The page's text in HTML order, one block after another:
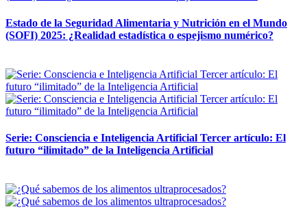
Estado de la Seguridad Alimentaria y Nutrición en el Mundo
(SOFI) 2025: ¿Realidad estadística o espejismo numérico?
Serie: Consciencia e Inteligencia Artificial Tercer artículo: El
futuro “ilimitado” de la Inteligencia Artificial